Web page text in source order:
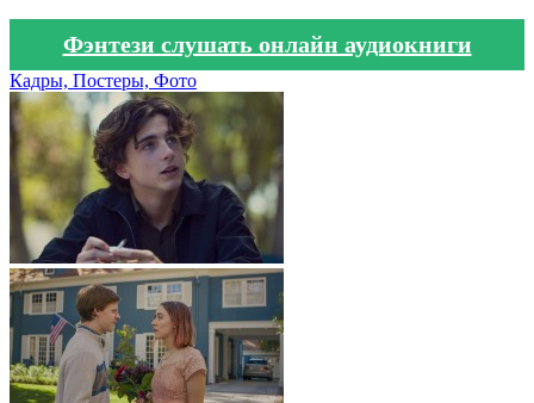
Фэнтези слушать онлайн аудиокниги
Кадры, Постеры, Фото